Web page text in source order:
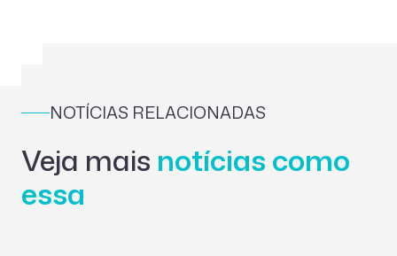
NOTÍCIAS RELACIONADAS
Veja mais notícias como
essa